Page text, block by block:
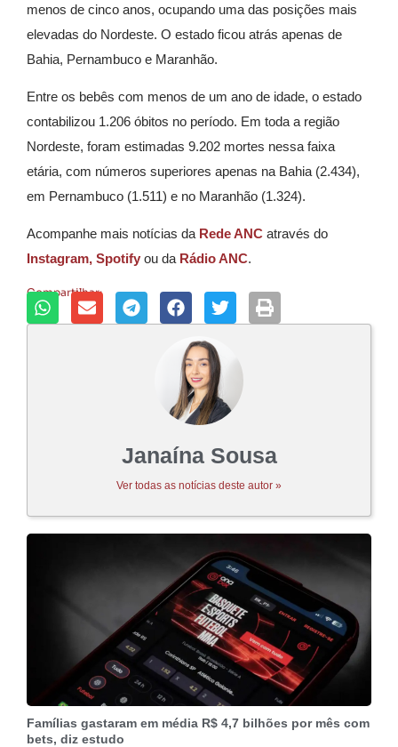
menos de cinco anos, ocupando uma das posições mais
elevadas do Nordeste. O estado ficou atrás apenas de
Bahia, Pernambuco e Maranhão.
Entre os bebês com menos de um ano de idade, o estado
contabilizou 1.206 óbitos no período. Em toda a região
Nordeste, foram estimadas 9.202 mortes nessa faixa
etária, com números superiores apenas na Bahia (2.434),
em Pernambuco (1.511) e no Maranhão (1.324).
Acompanhe mais notícias da Rede ANC através do
Instagram, Spotify ou da Rádio ANC.
Compartilhar:
Janaína Sousa
Ver todas as notícias deste autor »
Famílias gastaram em média R$ 4,7 bilhões por mês com
bets, diz estudo